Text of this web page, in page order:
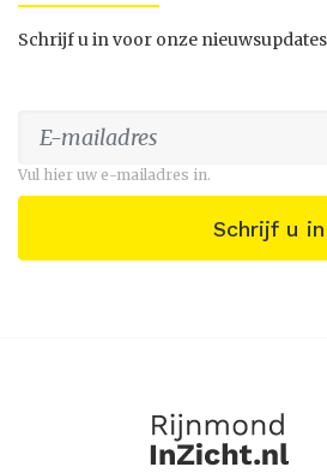
Schrijf u in voor onze
Vul hier uw e-mailadres in.
Schrijf u in